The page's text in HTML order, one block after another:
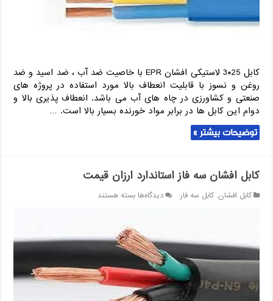
کابل 25*3 لاستیکی افشان EPR با خاصیت ضد آب ، ضد اسید و ضد
روغن و نسوز با قابلیت انعطاف بالا مورد استفاده در پروژه های
صنعتی و کشاورزی در چاه های آب می باشد. انعطاف پذیری بالا و
دوام این کابل ها در برابر مواد خورنده بسیار بالا است. …
توضیحات بیشتر »
کابل افشان سه فاز استاندارد ارزان قیمت
کابل افشان,کابل سه فاز دیدگاه‌هابرای
سه
فاز
استاندارد
ارزان
قیمت
بسته هستند